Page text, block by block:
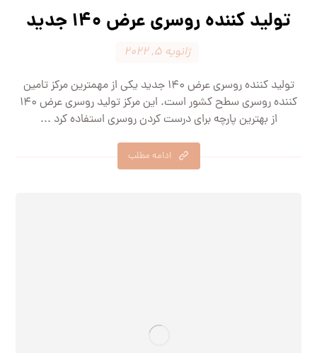
تولید کننده روسری عرض 140 جدید
ژانویه 5, 2022
تولید کننده روسری عرض 140 جدید یکی از مهمترین مرکز تامین
کننده روسری سطح کشور است. این مرکز تولید روسری عرض 140
از بهترین پارچه برای درست کردن روسری استفاده کرد ...
ادامه مطلب